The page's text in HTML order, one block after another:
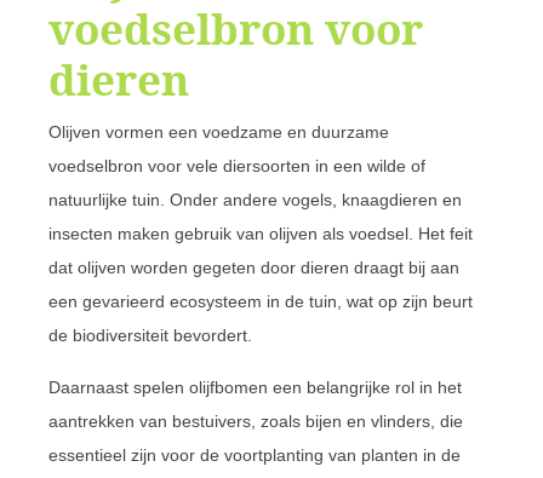
voedselbron voor
dieren
Olijven vormen een voedzame en duurzame
voedselbron voor vele diersoorten in een wilde of
natuurlijke tuin. Onder andere vogels, knaagdieren en
insecten maken gebruik van olijven als voedsel. Het feit
dat olijven worden gegeten door dieren draagt bij aan
een gevarieerd ecosysteem in de tuin, wat op zijn beurt
de biodiversiteit bevordert.
Daarnaast spelen olijfbomen een belangrijke rol in het
aantrekken van bestuivers, zoals bijen en vlinders, die
essentieel zijn voor de voortplanting van planten in de